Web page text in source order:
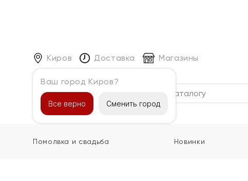
Киров
Ваш город Киров?
Все верно Сменить город
Доставка Магазины
Каталог
Помолвка и свадьба Новинки